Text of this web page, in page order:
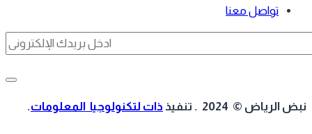
تواصل معنا
الرياض © 2024 . تنفيذ ذات لتكنولوجيا المعلومات.